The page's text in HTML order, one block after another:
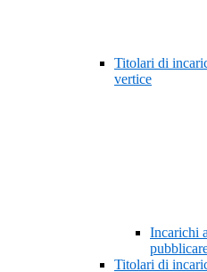
Titolari di
vertice
Incarichi
Titolari di